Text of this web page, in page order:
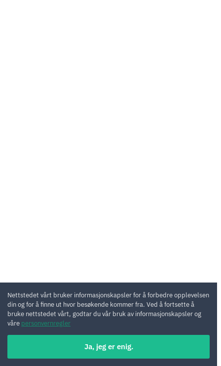
Nettstedet vårt bruker informasjonskapsler for å forbedre opplevelsen
din og for å finne ut hvor besøkende kommer fra. Ved å fortsette å
bruke nettstedet vårt, godtar du vår bruk av informasjonskapsler og
våre personvernregler
Ja, jeg er enig.